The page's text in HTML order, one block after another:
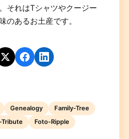
それはTシャツやクージー
のあるお土産です。
Genealogy
Family-Tree
Foto-Ripple